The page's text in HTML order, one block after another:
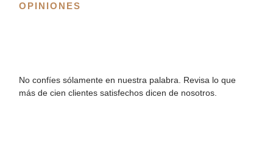
OPINIONES
No confíes sólamente en nuestra palabra. Revisa lo que
más de cien clientes satisfechos dicen de nosotros.